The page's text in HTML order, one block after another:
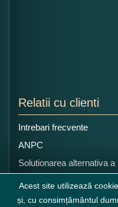
Relatii cu clienti
Intrebari frecvente
ANPC
Solutionarea alternativa a
litigiilor
Acest site utilizează
și, cu consimțământul